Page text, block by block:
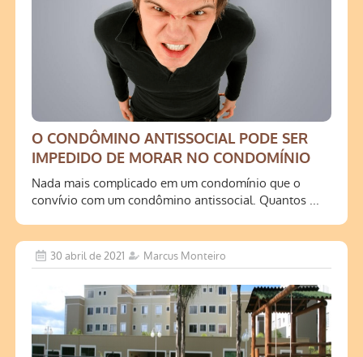
O CONDÔMINO ANTISSOCIAL PODE SER
IMPEDIDO DE MORAR NO CONDOMÍNIO
Nada mais complicado em um condomínio que o
convívio com um condômino antissocial. Quantos ...
30 abril de 2021 Marcus Monteiro